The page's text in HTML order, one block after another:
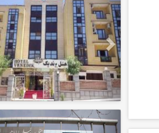
Next